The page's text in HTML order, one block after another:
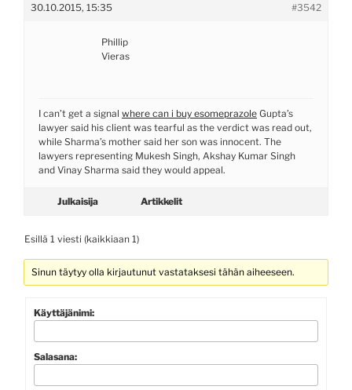
30.10.2015, 15:35 #3542
Phillip
Vieras
I can’t get a signal where can i buy esomeprazole Gupta’s
lawyer said his client was tearful as the verdict was read out,
while Sharma’s mother said her son was innocent. The
lawyers representing Mukesh Singh, Akshay Kumar Singh
and Vinay Sharma said they would appeal.
Julkaisija Artikkelit
Esillä 1 viesti (kaikkiaan 1)
Sinun täytyy olla kirjautunut vastataksesi tähän aiheeseen.
Käyttäjänimi:
Salasana: